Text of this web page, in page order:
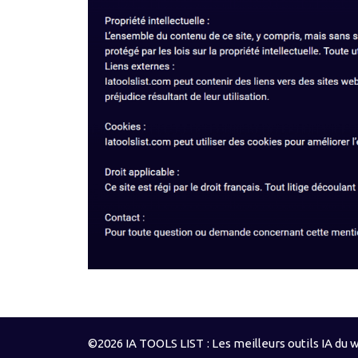
©2026 IA TOOLS LIST : Les meilleurs outils IA du